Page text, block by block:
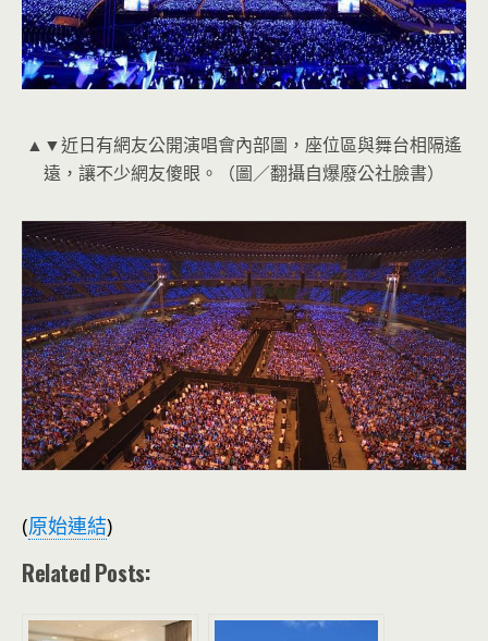
▲▼近日有網友公開演唱會內部圖，座位區與舞台相隔遙
遠，讓不少網友傻眼。（圖／翻攝自爆廢公社臉書）
(原始連結)
Related Posts: